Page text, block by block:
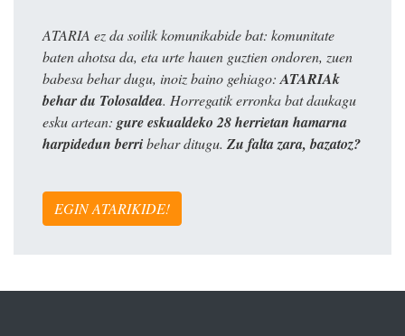
ATARIA ez da soilik komunikabide bat: komunitate
baten ahotsa da, eta urte hauen guztien ondoren, zuen
babesa behar dugu, inoiz baino gehiago: ATARIAk
behar du Tolosaldea. Horregatik erronka bat daukagu
esku artean: gure eskualdeko 28 herrietan hamarna
harpidedun berribehar ditugu. Zu falta zara, bazatoz?
EGIN ATARIKIDE!